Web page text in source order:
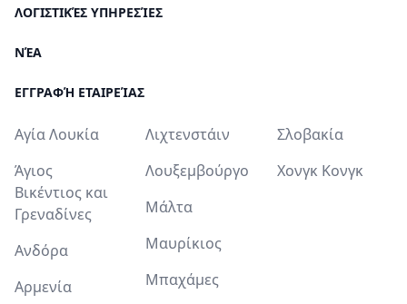
ΛΟΓΙΣΤΙΚΈΣ ΥΠΗΡΕΣΊΕΣ
ΝΈΑ
ΕΓΓΡΑΦΉ ΕΤΑΙΡΕΊΑΣ
Αγία Λουκία
Άγιος
Βικέντιος και
Γρεναδίνες
Ανδόρα
Αρμενία
Λιχτενστάιν
Λουξεμβούργο
Μάλτα
Μαυρίκιος
Μπαχάμες
Σλοβακία
Χονγκ Κονγκ